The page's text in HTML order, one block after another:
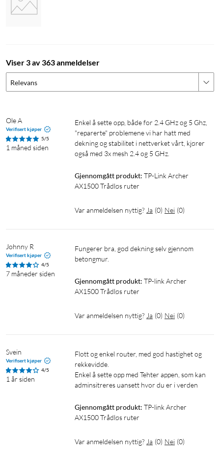
Viser 3 av 363 anmeldelser
Relevans
Ole A
Verifisert kjøper
5/5
1 måned siden
Enkel å sette opp, både for 2.4 GHz og 5 Ghz,
"reparerte" problemene vi har hatt med
dekning og stabilitet i nettverket vårt, kjører
også med 3x mesh 2.4 og 5 GHz.
Gjennomgått produkt: TP-Link Archer
AX1500 Trådløs ruter
Var anmeldelsen nyttig? Ja (0) Nei (0)
Johnny R
Verifisert kjøper
4/5
7 måneder siden
Fungerer bra, god dekning selv gjennom
betongmur.
Gjennomgått produkt: TP-link Archer
AX1500 Trådløs ruter
Var anmeldelsen nyttig? Ja (0) Nei (0)
Svein
Verifisert kjøper
4/5
1 år siden
Flott og enkel router, med god hastighet og
rekkevidde.
Enkel å sette opp med Tehter appen, som kan
adminsitreres uansett hvor du er i verden
Gjennomgått produkt: TP-link Archer
AX1500 Trådløs ruter
Var anmeldelsen nyttig? Ja (0) Nei (0)